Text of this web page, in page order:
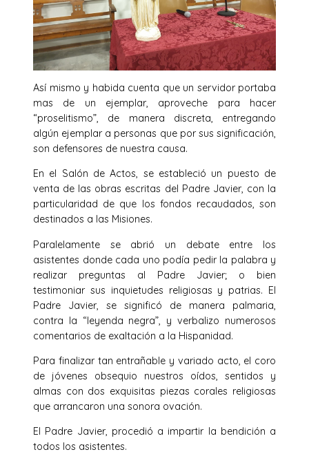
Así mismo y habida cuenta que un servidor portaba
mas de un ejemplar, aproveche para hacer
“proselitismo”, de manera discreta, entregando
algún ejemplar a personas que por sus significación,
son defensores de nuestra causa.
En el Salón de Actos, se estableció un puesto de
venta de las obras escritas del Padre Javier, con la
particularidad de que los fondos recaudados, son
destinados a las Misiones.
Paralelamente se abrió un debate entre los
asistentes donde cada uno podía pedir la palabra y
realizar preguntas al Padre Javier; o bien
testimoniar sus inquietudes religiosas y patrias. El
Padre Javier, se significó de manera palmaria,
contra la “leyenda negra”, y verbalizo numerosos
comentarios de exaltación a la Hispanidad.
Para finalizar tan entrañable y variado acto, el coro
de jóvenes obsequio nuestros oídos, sentidos y
almas con dos exquisitas piezas corales religiosas
que arrancaron una sonora ovación.
El Padre Javier, procedió a impartir la bendición a
todos los asistentes.